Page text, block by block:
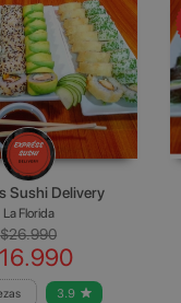
Sushi Delivery
La Florida
$26.990
3.9